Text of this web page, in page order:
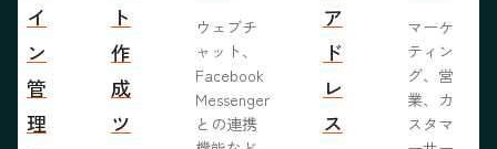
イ
ン
管
理
ト
作
成
ツ
ウェブチ
ャット、
Facebook
Messenger
との連携
ア
ド
レ
ス
マーケ
ティン
グ、営
業、カ
スタマ